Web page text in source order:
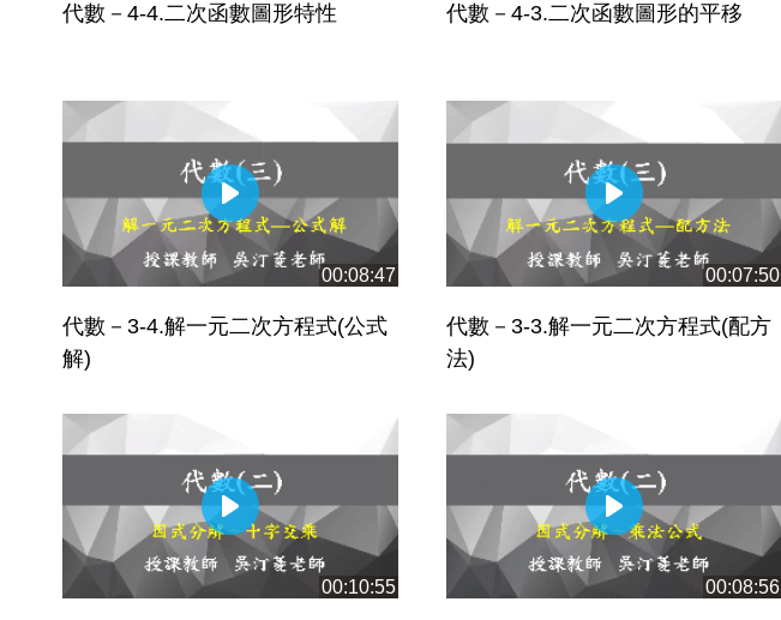
代數－4-4.二次函數圖形特性 代數－4-3.二次函數圖形的平移
00:08:47
代數－3-4.解一元二次方程式(公式
解)
00:07:50
代數－3-3.解一元二次方程式(配方
法)
00:10:55 00:08:56